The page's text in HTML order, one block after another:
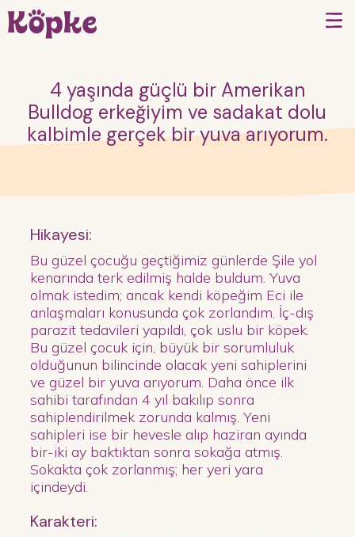
4 yaşında güçlü bir Amerikan
Bulldog erkeğiyim ve sadakat dolu
kalbimle gerçek bir yuva arıyorum.
Hikayesi:
Bu güzel çocuğu geçtiğimiz günlerde Şile yol
kenarında terk edilmiş halde buldum. Yuva
olmak istedim; ancak kendi köpeğim Eci ile
anlaşmaları konusunda çok zorlandım. İç-dış
parazit tedavileri yapıldı, çok uslu bir köpek.
Bu güzel çocuk için, büyük bir sorumluluk
olduğunun bilincinde olacak yeni sahiplerini
ve güzel bir yuva arıyorum. Daha önce ilk
sahibi tarafından 4 yıl bakılıp sonra
sahiplendirilmek zorunda kalmış. Yeni
sahipleri ise bir hevesle alıp haziran ayında
bir-iki ay baktıktan sonra sokağa atmış.
Sokakta çok zorlanmış; her yeri yara
içindeydi.
Karakteri: